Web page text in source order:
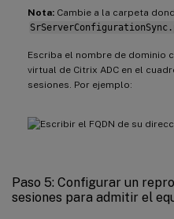
Nota: Cambie a la carpeta
Escriba el nombre de dominio
virtual de Citrix ADC en el
sesiones. Por ejemplo:
Paso 5: Configurar un
sesiones para admitir el